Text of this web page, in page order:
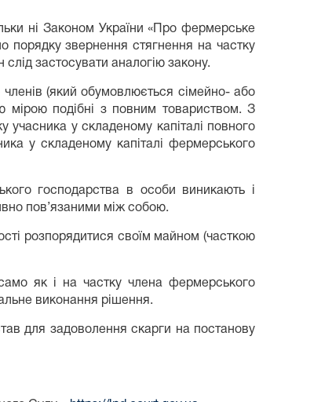
ні Законом України «Про фермерське
порядку звернення стягнення на частку
застосувати аналогію закону.
(який обумовлюється сімейно- або
мірою подібні з повним товариством. З
у складеному капіталі повного
у складеному капіталі фермерського
господарства в особи виникають і
пов’язаними між собою.
розпорядитися своїм майном (часткою
як і на частку члена фермерського
виконання рішення.
для задоволення скарги на постанову